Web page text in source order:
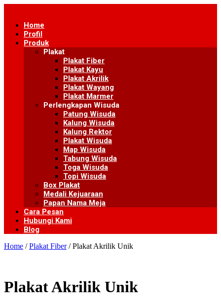
contentHome
Profil
Produk
Plakat
Plakat Fiber
Plakat Kayu
Plakat Akrilik
Plakat Wayang
Plakat Marmer
Perlengkapan Wisuda
Patung Wisuda
Kalung Wisuda
Kalung Rektor
Plakat Wisuda
Map Wisuda
Tabung Wisuda
Toga Wisuda
Topi Wisuda
Box Plakat
Medali Kejuaraan
Papan Nama Meja
Cara Pesan
Hubungi Kami
Blog
Home /Plakat Fiber/ Plakat Akrilik Unik
Plakat Akrilik Unik